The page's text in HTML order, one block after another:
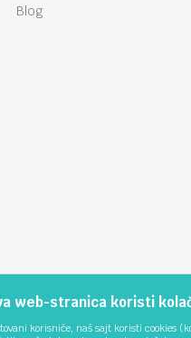
Blog
web-stranica koristi
korisniče, naš sajt koristi cookies